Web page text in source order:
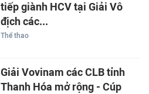
tiếp giành HCV tại Giải Vô
địch các...
Thể thao
Giải Vovinam các CLB tỉnh
Thanh Hóa mở rộng - Cúp